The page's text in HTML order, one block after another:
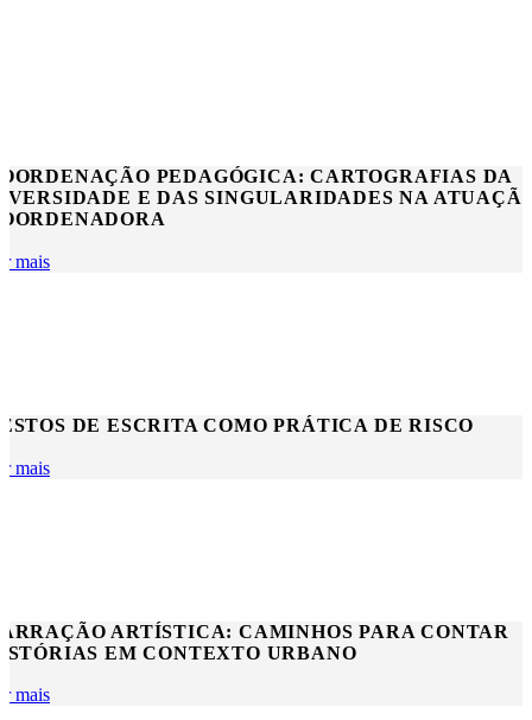
PEDAGÓGICA: CARTOGRAFIAS DA
E DAS SINGULARIDADES NA
mais
DE ESCRITA COMO PRÁTICA DE RISCO
mais
ARTÍSTICA: CAMINHOS PARA CONTAR
EM CONTEXTO URBANO
mais